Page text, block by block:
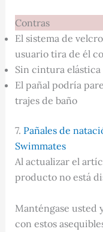
Contras
El sistema de
usuario tira de él
Sin cintura elástica
El pañal podría
trajes de baño
7. Pañales de
Swimmates
Al actualizar el
producto no está
Manténgase usted
con estos